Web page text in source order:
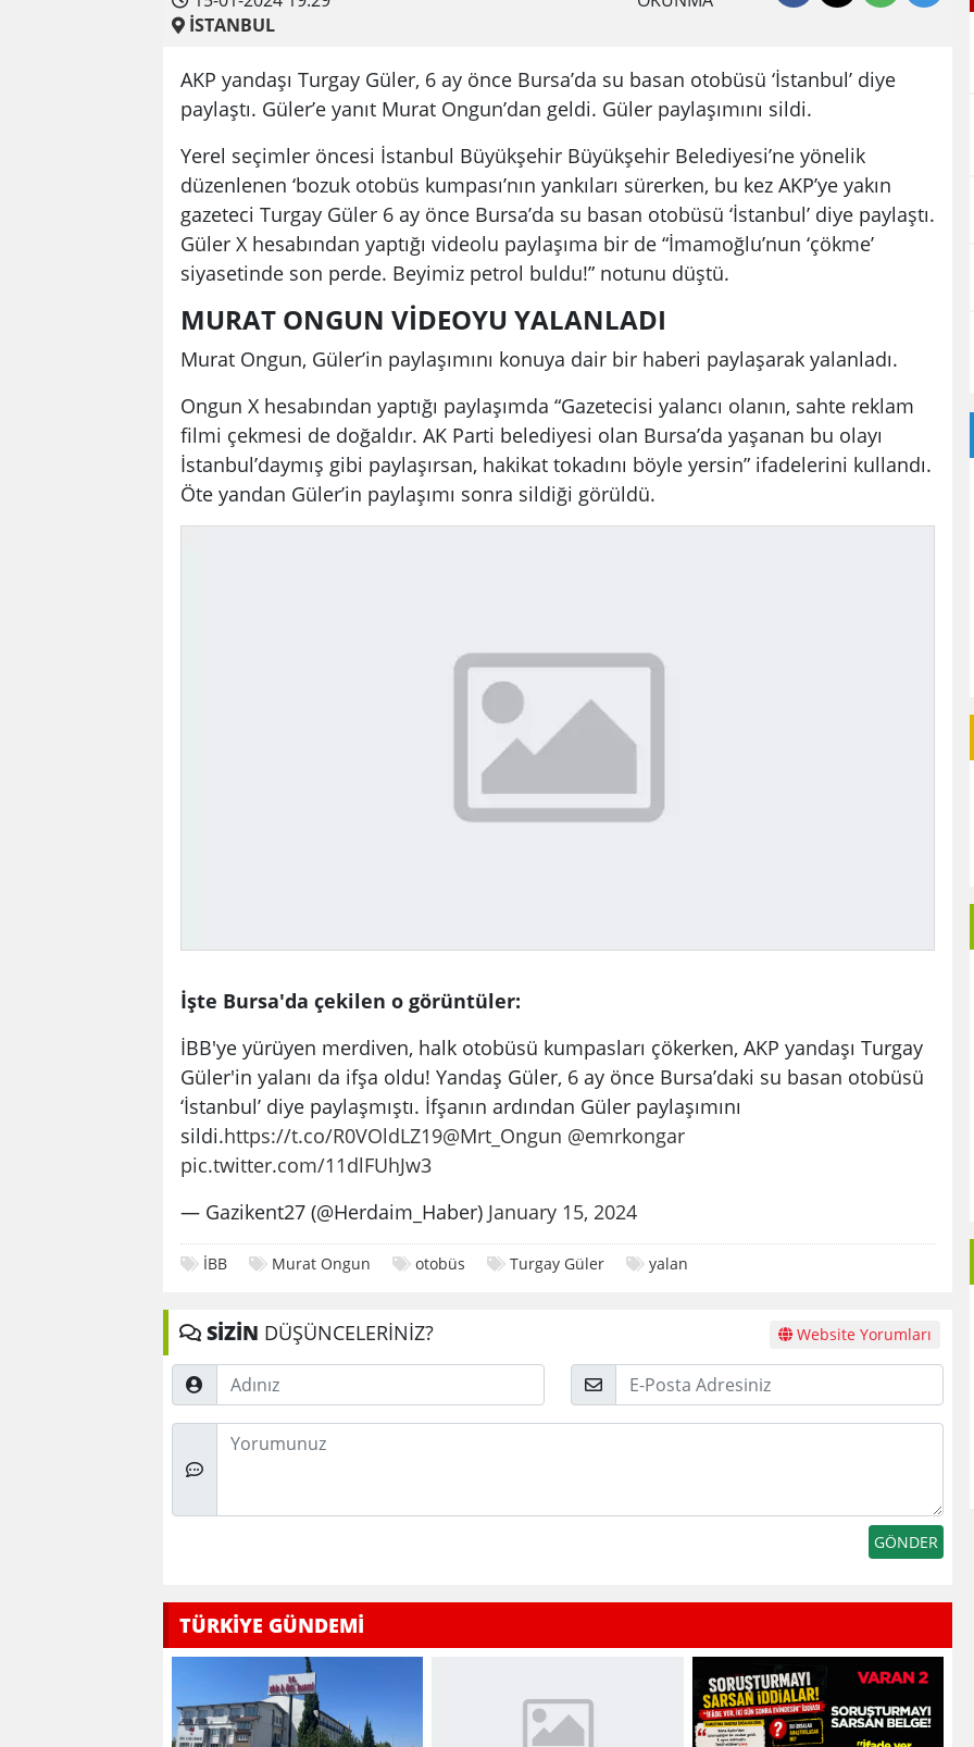
İSTANBUL
AKP yandaşı Turgay Güler, 6 ay önce Bursa’da su basan otobüsü ‘İstanbul’ diye
paylaştı. Güler’e yanıt Murat Ongun’dan geldi. Güler paylaşımını sildi.
Yerel seçimler öncesi İstanbul Büyükşehir Büyükşehir Belediyesi’ne yönelik
düzenlenen ‘bozuk otobüs kumpası’nın yankıları sürerken, bu kez AKP’ye yakın
gazeteci Turgay Güler 6 ay önce Bursa’da su basan otobüsü ‘İstanbul’ diye paylaştı.
Güler X hesabından yaptığı videolu paylaşıma bir de “İmamoğlu’nun ‘çökme’
siyasetinde son perde. Beyimiz petrol buldu!” notunu düştü.
MURAT ONGUN VİDEOYU YALANLADI
Murat Ongun, Güler’in paylaşımını konuya dair bir haberi paylaşarak yalanladı.
Ongun X hesabından yaptığı paylaşımda “Gazetecisi yalancı olanın, sahte reklam
filmi çekmesi de doğaldır. AK Parti belediyesi olan Bursa’da yaşanan bu olayı
İstanbul’daymış gibi paylaşırsan, hakikat tokadını böyle yersin” ifadelerini kullandı.
Öte yandan Güler’in paylaşımı sonra sildiği görüldü.
İşte Bursa'da çekilen o görüntüler:
İBB'ye yürüyen merdiven, halk otobüsü kumpasları çökerken, AKP yandaşı Turgay
Güler'in yalanı da ifşa oldu! Yandaş Güler, 6 ay önce Bursa’daki su basan otobüsü
‘İstanbul’ diye paylaşmıştı. İfşanın ardından Güler paylaşımını
sildi.https://t.co/R0VOldLZ19@Mrt_Ongun @emrkongar
pic.twitter.com/11dlFUhJw3
— Gazikent27 (@Herdaim_Haber) January 15, 2024
İBB Murat Ongun otobüs Turgay Güler yalan
SİZİN DÜŞÜNCELERİNİZ? Website Yorumları
Adınız
Posta
Düşünceleriniz
TÜRKİYE GÜNDEMİ